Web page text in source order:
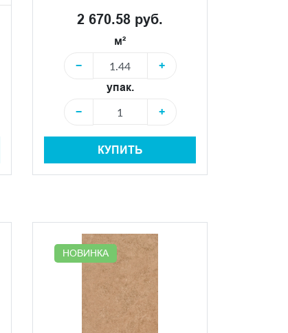
2 670.58 руб.
м²
−
+
упак.
−
+
КУПИТЬ
НОВИНКА